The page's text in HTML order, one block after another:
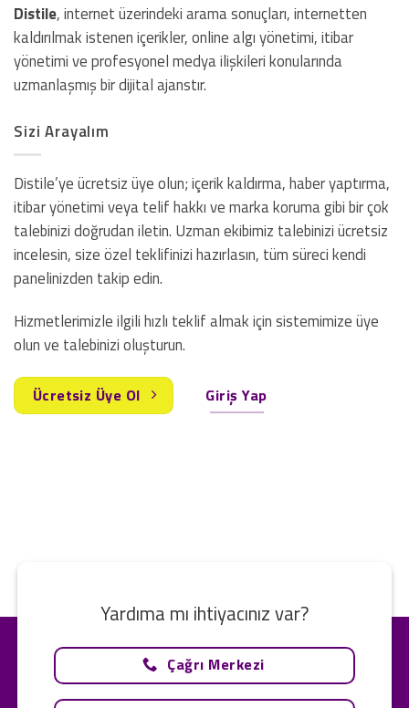
Distile, internet üzerindeki arama sonuçları, internetten
kaldırılmak istenen içerikler, online algı yönetimi, itibar
yönetimi ve profesyonel medya ilişkileri konularında
uzmanlaşmış bir dijital ajanstır.
Sizi Arayalım
Distile’ye ücretsiz üye olun; içerik kaldırma, haber yaptırma,
itibar yönetimi veya telif hakkı ve marka koruma gibi bir çok
talebinizi doğrudan iletin. Uzman ekibimiz talebinizi ücretsiz
incelesin, size özel teklifinizi hazırlasın, tüm süreci kendi
panelinizden takip edin.
Hizmetlerimizle ilgili hızlı teklif almak için sistemimize üye
olun ve talebinizi oluşturun.
Ücretsiz Üye Ol Giriş Yap
Yardıma mı ihtiyacınız var?
Çağrı Merkezi